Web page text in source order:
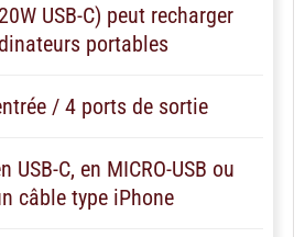
USB-C) peut recharger
portables
/ 4 ports de sortie
USB-C, en MICRO-USB ou
câble type iPhone